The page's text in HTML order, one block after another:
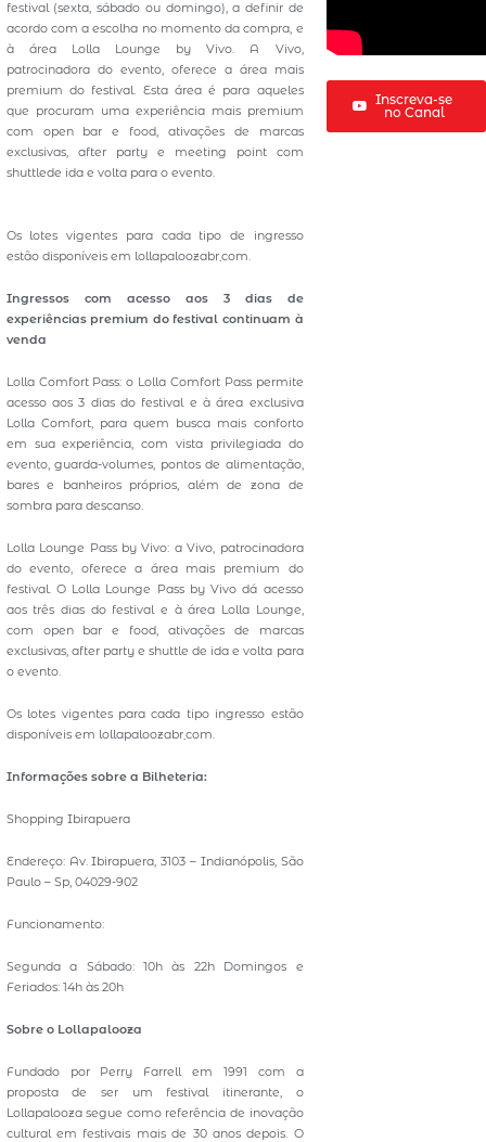
festival (sexta, sábado ou domingo), a definir de
acordo com a escolha no momento da compra, e
à área Lolla Lounge by Vivo. A Vivo,
patrocinadora do evento, oferece a área mais
premium do festival. Esta área é para aqueles
que procuram uma experiência mais premium
com open bar e food, ativações de marcas
exclusivas, after party e meeting point com
shuttlede ida e volta para o evento.
Os lotes vigentes para cada tipo de ingresso
estão disponíveis em lollapaloozabr܂com.
Ingressos com acesso aos 3 dias de
experiências premium do festival continuam à
venda
Lolla Comfort Pass: o Lolla Comfort Pass permite
acesso aos 3 dias do festival e à área exclusiva
Lolla Comfort, para quem busca mais conforto
em sua experiência, com vista privilegiada do
evento, guarda-volumes, pontos de alimentação,
bares e banheiros próprios, além de zona de
sombra para descanso.
Lolla Lounge Pass by Vivo: a Vivo, patrocinadora
do evento, oferece a área mais premium do
festival. O Lolla Lounge Pass by Vivo dá acesso
aos três dias do festival e à área Lolla Lounge,
com open bar e food, ativações de marcas
exclusivas, after party e shuttle de ida e volta para
o evento.
Os lotes vigentes para cada tipo ingresso estão
disponíveis em lollapaloozabr܂com.
Informações sobre a Bilheteria:
Shopping Ibirapuera
Endereço: Av. Ibirapuera, 3103 – Indianópolis, São
Paulo – Sp, 04029-902
Funcionamento:
Segunda a Sábado: 10h às 22h Domingos e
Feriados: 14h às 20h
Sobre o Lollapalooza
Fundado por Perry Farrell em 1991 com a
proposta de ser um festival itinerante, o
Lollapalooza segue como referência de inovação
cultural em festivais mais de 30 anos depois. O
Inscreva-se
no Canal